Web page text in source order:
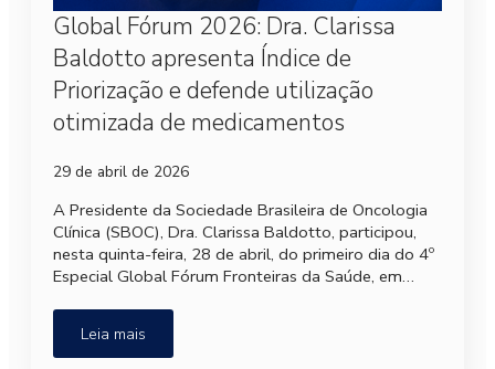
Global Fórum 2026: Dra. Clarissa
Baldotto apresenta Índice de
Priorização e defende utilização
otimizada de medicamentos
29 de abril de 2026
A Presidente da Sociedade Brasileira de Oncologia
Clínica (SBOC), Dra. Clarissa Baldotto, participou,
nesta quinta-feira, 28 de abril, do primeiro dia do 4º
Especial Global Fórum Fronteiras da Saúde, em…
Leia mais